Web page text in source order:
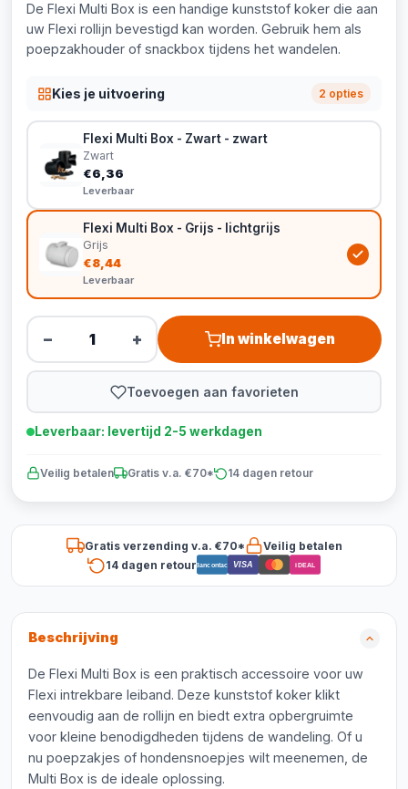
De Flexi Multi Box is een handige kunststof koker die aan
uw Flexi rollijn bevestigd kan worden. Gebruik hem als
poepzakhouder of snackbox tijdens het wandelen.
Kies je uitvoering 2 opties
Flexi Multi Box - Zwart - zwart
Zwart
€6,36
Leverbaar
Flexi Multi Box - Grijs - lichtgrijs
Grijs
€8,44
Leverbaar
− + In winkelwagen
Toevoegen aan favorieten
Leverbaar: levertijd 2-5 werkdagen
Veilig betalen Gratis v.a. €70* 14 dagen retour
Gratis verzending v.a. €70*
Veilig betalen
14 dagen retourBancontact VISA iDEAL
Beschrijving
De Flexi Multi Box is een praktisch accessoire voor uw
Flexi intrekbare leiband. Deze kunststof koker klikt
eenvoudig aan de rollijn en biedt extra opbergruimte
voor kleine benodigdheden tijdens de wandeling. Of u
nu poepzakjes of hondensnoepjes wilt meenemen, de
Multi Box is de ideale oplossing.